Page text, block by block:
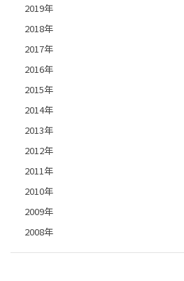
2019年
2018年
2017年
2016年
2015年
2014年
2013年
2012年
2011年
2010年
2009年
2008年